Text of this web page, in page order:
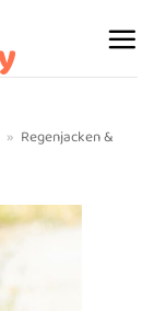
» Regenjacken &